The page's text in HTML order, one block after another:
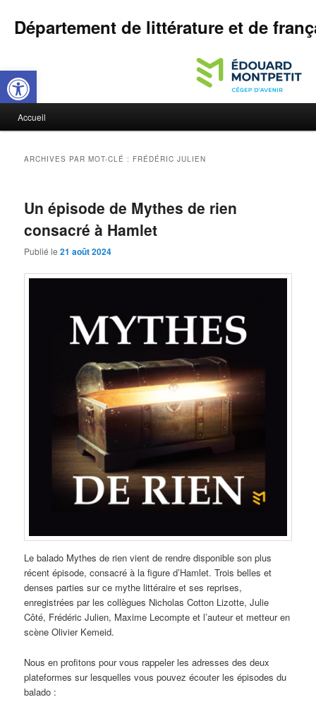
Ouvrir la barre d’outils
Département de littérature et de
Aller
principal
Aller
secondaire
Accueil
ARCHIVES PAR MOT-CLÉ : FRÉDÉRIC JULIEN
Un épisode de Mythes de rien
consacré à Hamlet
Publié le21 août 2024
Le balado Mythes de rien vient de rendre disponible son plus
récent épisode, consacré à la figure d’Hamlet. Trois belles et
denses parties sur ce mythe littéraire et ses reprises,
enregistrées par les collègues Nicholas Cotton Lizotte, Julie
Côté, Frédéric Julien, Maxime Lecompte et l’auteur et metteur en
scène Olivier Kemeid.
Nous en profitons pour vous rappeler les adresses des deux
plateformes sur lesquelles vous pouvez écouter les épisodes du
balado :